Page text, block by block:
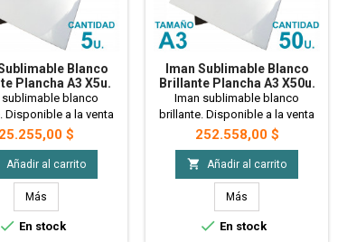
Blanco
Plancha A3 X5u.
sublimable blanco
Disponible a la venta
A3. Ideales para
regaleria y mas! - 5
A3 de Iman
Sublimable
Precio
25.255,00 $
Añadir al carrito
Más
 En stock
Iman Sublimable Blanco
Brillante Plancha A3 X50u.
PRECIO MAYORISTA
Iman sublimable blanco
brillante. Disponible a la venta
en planchas A3. Ideales para
personalizar, regaleria y mas! -
50 Planchas A3 de Iman
Sublimable - Precio Mayorista
Precio
252.558,00 $
 Añadir al carrito
Más
 En stock